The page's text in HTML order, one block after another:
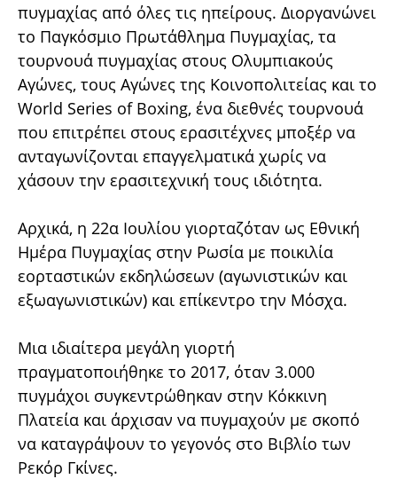
πυγμαχίας από όλες τις ηπείρους. Διοργανώνει
το Παγκόσμιο Πρωτάθλημα Πυγμαχίας, τα
τουρνουά πυγμαχίας στους Ολυμπιακούς
Αγώνες, τους Αγώνες της Κοινοπολιτείας και το
World Series of Boxing, ένα διεθνές τουρνουά
που επιτρέπει στους ερασιτέχνες μποξέρ να
ανταγωνίζονται επαγγελματικά χωρίς να
χάσουν την ερασιτεχνική τους ιδιότητα.
Αρχικά, η 22α Ιουλίου γιορταζόταν ως Εθνική
Ημέρα Πυγμαχίας στην Ρωσία με ποικιλία
εορταστικών εκδηλώσεων (αγωνιστικών και
εξωαγωνιστικών) και επίκεντρο την Μόσχα.
Μια ιδιαίτερα μεγάλη γιορτή
πραγματοποιήθηκε το 2017, όταν 3.000
πυγμάχοι συγκεντρώθηκαν στην Κόκκινη
Πλατεία και άρχισαν να πυγμαχούν με σκοπό
να καταγράψουν το γεγονός στο Βιβλίο των
Ρεκόρ Γκίνες.